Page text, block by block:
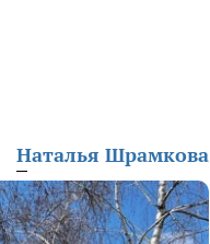
Наталья Шрамкова